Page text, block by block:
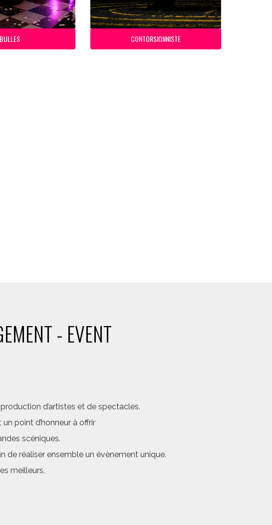
BULLES CONTORSIONNISTE
- EVENT
d’artistes et de spectacles.
point d’honneur à offrir
scéniques.
réaliser ensemble un évènement unique.
meilleurs.